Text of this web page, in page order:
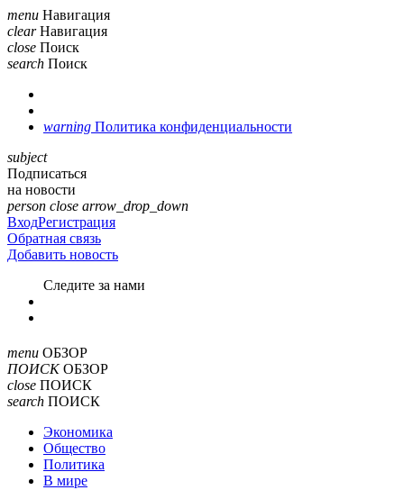
menu Навигация
clear Навигация
close Поиск
search Поиск
warning Политика конфиденциальности
subject
Подписаться
на новости
person close arrow_drop_down
ВходРегистрация
Обратная связь
Добавить новость
Cледите за нами
menu ОБЗОР
ПОИСК ОБЗОР
close ПОИСК
search ПОИСК
Экономика
Общество
Политика
В мире